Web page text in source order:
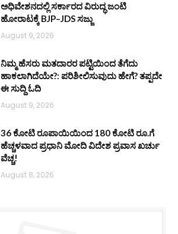
ಅಧಿವೇಶನದಲ್ಲಿ ಸರ್ಕಾರದ ವಿರುದ್ಧ ಜಂಟಿ
ಹೋರಾಟಕ್ಕೆ BJP–JDS ಸಜ್ಜು
August 9, 2026
ನಿಮ್ಮ ಹೆಸರು ಮತದಾರರ ಪಟ್ಟಿಯಿಂದ ತೆಗೆದು
ಹಾಕಲಾಗಿದೆಯೇ?: ಪರಿಶೀಲಿಸುವುದು ಹೇಗೆ? ತಪ್ಪದೇ
ಈ ಸುದ್ದಿ ಓದಿ
August 9, 2026
36 ಕೋಟಿ ರೂಪಾಯಿಯಿಂದ 180 ಕೋಟಿ ರೂ.ಗೆ
ಹೆಚ್ಚಳವಾದ ಪ್ರಧಾನಿ ಮೋದಿ ವಿದೇಶ ಪ್ರವಾಸ ಖರ್ಚು
ವೆಚ್ಚ!
August 8, 2026